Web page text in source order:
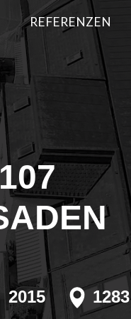
REFERENZEN
2015